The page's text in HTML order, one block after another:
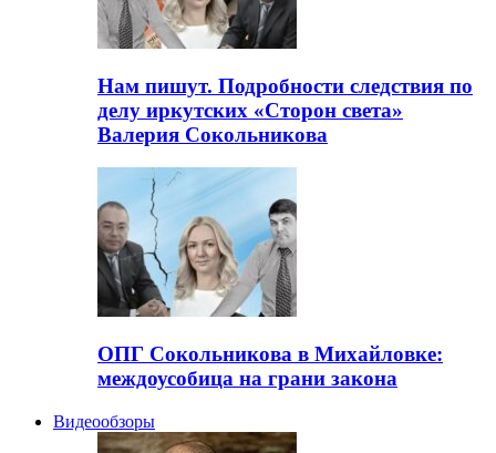
Нам пишут. Подробности следствия по
делу иркутских «Сторон света»
Валерия Сокольникова
ОПГ Сокольникова в Михайловке:
междоусобица на грани закона
Видеообзоры